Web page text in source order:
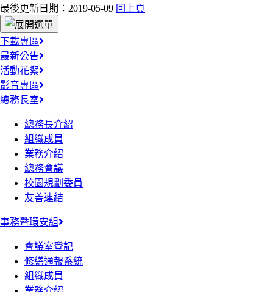
最後更新日期：2019-05-09 回上頁
:::
下載專區
最新公告
活動花絮
影音專區
總務長室
總務長介紹
組織成員
業務介紹
總務會議
校園規劃委員
友善連結
事務暨環安組
會議室登記
修繕通報系統
組織成員